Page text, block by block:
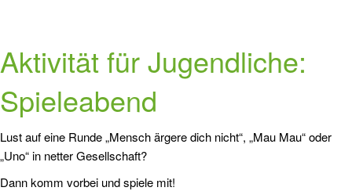
Aktivität für Jugendliche:
Spieleabend
Lust auf eine Runde „Mensch ärgere dich nicht“, „Mau Mau“ oder
„Uno“ in netter Gesellschaft?
Dann komm vorbei und spiele mit!